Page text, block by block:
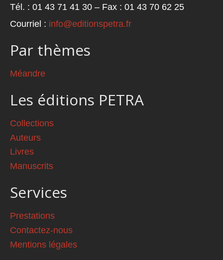
Tél. : 01 43 71 41 30 – Fax : 01 43 70 62 25
Courriel : info@editionspetra.fr
Par thèmes
Méandre
Les éditions PETRA
Collections
Auteurs
Livres
Manuscrits
Services
Prestations
Contactez-nous
Mentions légales